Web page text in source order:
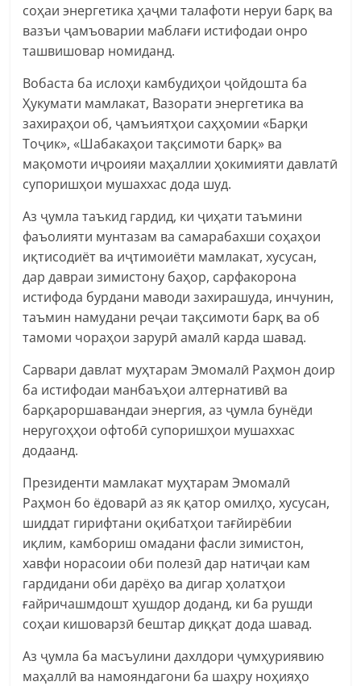
соҳаи энергетика ҳаҷми талафоти неруи барқ ва
вазъи ҷамъоварии маблағи истифодаи онро
ташвишовар номиданд.
Вобаста ба ислоҳи камбудиҳои ҷойдошта ба
Ҳукумати мамлакат, Вазорати энергетика ва
захираҳои об, ҷамъиятҳои саҳҳомии «Барқи
Тоҷик», «Шабакаҳои тақсимоти барқ» ва
мақомоти иҷроияи маҳаллии ҳокимияти давлатӣ
супоришҳои мушаххас дода шуд.
Аз ҷумла таъкид гардид, ки ҷиҳати таъмини
фаъолияти мунтазам ва самарабахши соҳаҳои
иқтисодиёт ва иҷтимоиёти мамлакат, хусусан,
дар давраи зимистону баҳор, сарфакорона
истифода бурдани маводи захирашуда, инчунин,
таъмин намудани реҷаи тақсимоти барқ ва об
тамоми чораҳои зарурӣ амалӣ карда шавад.
Сарвари давлат муҳтарам Эмомалӣ Раҳмон доир
ба истифодаи манбаъҳои алтернативӣ ва
барқароршавандаи энергия, аз ҷумла бунёди
неругоҳҳои офтобӣ супоришҳои мушаххас
додаанд.
Президенти мамлакат муҳтарам Эмомалӣ
Раҳмон бо ёдоварӣ аз як қатор омилҳо, хусусан,
шиддат гирифтани оқибатҳои тағйирёбии
иқлим, камбориш омадани фасли зимистон,
хавфи норасоии оби полезӣ дар натиҷаи кам
гардидани оби дарёҳо ва дигар ҳолатҳои
ғайричашмдошт ҳушдор доданд, ки ба рушди
соҳаи кишоварзӣ бештар диққат дода шавад.
Аз ҷумла ба масъулини дахлдори ҷумҳуриявию
маҳаллӣ ва намояндагони ба шаҳру ноҳияҳо